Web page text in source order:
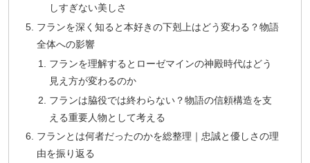
しすぎない美しさ
フランを深く知ると本好きの下剋上はどう変わる？物語
全体への影響
フランを理解するとローゼマインの神殿時代はどう
見え方が変わるのか
フランは脇役では終わらない？物語の信頼構造を支
える重要人物として考える
フランとは何者だったのかを総整理｜忠誠と優しさの理
由を振り返る